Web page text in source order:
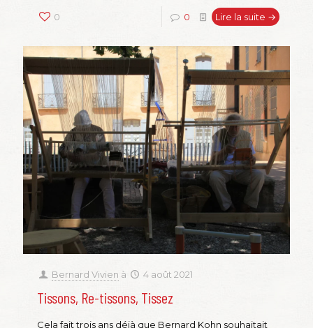
0 0 Lire la suite →
Bernard Vivien à 4 août 2021
Tissons, Re-tissons, Tissez
Cela fait trois ans déjà que Bernard Kohn souhaitait